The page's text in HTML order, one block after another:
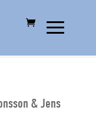
& Jens